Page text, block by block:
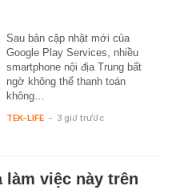
Sau bản cập nhật mới của
Google Play Services, nhiều
smartphone nội địa Trung bất
ngờ không thể thanh toán
không…
TEK-LIFE - 3 giờ trước
làm việc này trên